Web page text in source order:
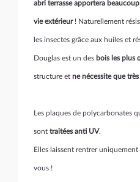
abri terrasse apportera
vie extérieur! Naturellement
les insectes grâce aux huiles et
Douglas est un des bois les plus
structure et ne nécessite que
Les plaques de polycarbonates
sont traitées anti UV.
Elles laissent rentrer
vous !